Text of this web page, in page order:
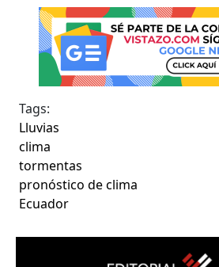
Tags:
Lluvias
clima
tormentas
pronóstico de clima
Ecuador